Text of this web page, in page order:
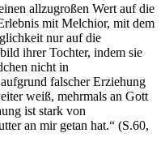
allzugroßen Wert auf die
mit Melchior, mit dem
nur auf die
ihrer Tochter, indem sie
nicht in
falscher Erziehung
weiß, mehrmals an Gott
ist stark von
an mir getan hat.“ (S.60,